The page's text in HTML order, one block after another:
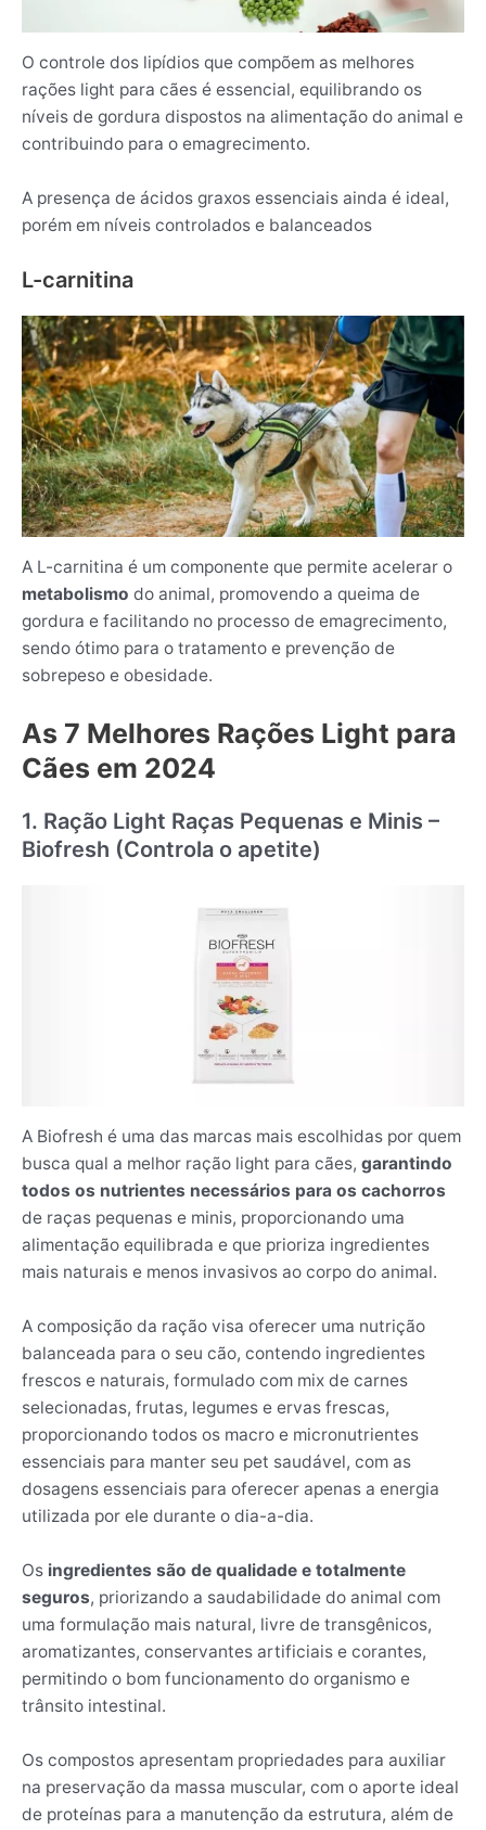
O controle dos lipídios que compõem as melhores
rações light para cães é essencial, equilibrando os
níveis de gordura dispostos na alimentação do animal e
contribuindo para o emagrecimento.
A presença de ácidos graxos essenciais ainda é ideal,
porém em níveis controlados e balanceados
L-carnitina
A L-carnitina é um componente que permite acelerar o
metabolismo do animal, promovendo a queima de
gordura e facilitando no processo de emagrecimento,
sendo ótimo para o tratamento e prevenção de
sobrepeso e obesidade.
As 7 Melhores Rações Light para
Cães em 2024
1. Ração Light Raças Pequenas e Minis –
Biofresh (Controla o apetite)
A Biofresh é uma das marcas mais escolhidas por quem
busca qual a melhor ração light para cães, garantindo
todos os nutrientes necessários para os cachorros
de raças pequenas e minis, proporcionando uma
alimentação equilibrada e que prioriza ingredientes
mais naturais e menos invasivos ao corpo do animal.
A composição da ração visa oferecer uma nutrição
balanceada para o seu cão, contendo ingredientes
frescos e naturais, formulado com mix de carnes
selecionadas, frutas, legumes e ervas frescas,
proporcionando todos os macro e micronutrientes
essenciais para manter seu pet saudável, com as
dosagens essenciais para oferecer apenas a energia
utilizada por ele durante o dia-a-dia.
Os ingredientes são de qualidade e totalmente
seguros, priorizando a saudabilidade do animal com
uma formulação mais natural, livre de transgênicos,
aromatizantes, conservantes artificiais e corantes,
permitindo o bom funcionamento do organismo e
trânsito intestinal.
Os compostos apresentam propriedades para auxiliar
na preservação da massa muscular, com o aporte ideal
de proteínas para a manutenção da estrutura, além de